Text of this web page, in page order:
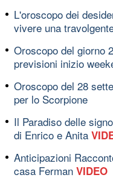
L'oroscopo dei
vivere una
Oroscopo del giorno
previsioni inizio
Oroscopo del 28
per lo Scorpione
Il Paradiso delle
di Enrico e Anita
Anticipazioni
casa Ferman VIDEO